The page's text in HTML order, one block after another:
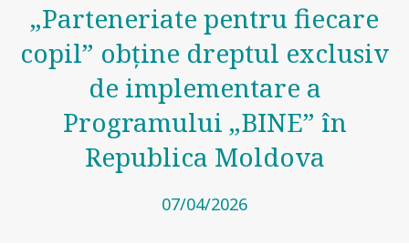
„Parteneriate pentru fiecare
copil” obține dreptul exclusiv
de implementare a
Programului „BINE” în
Republica Moldova
07/04/2026